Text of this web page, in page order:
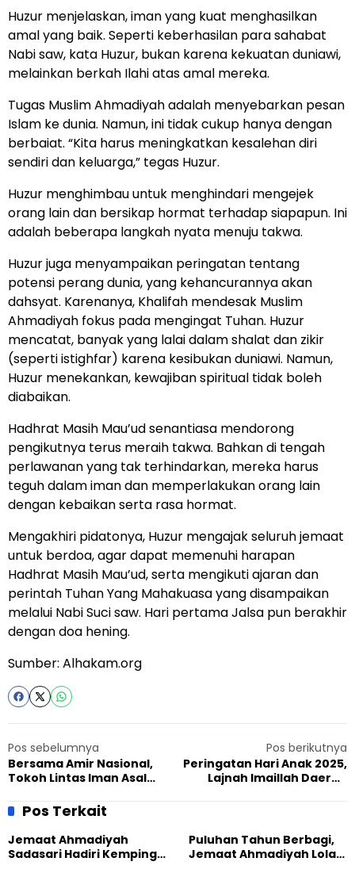
Huzur menjelaskan, iman yang kuat menghasilkan
amal yang baik. Seperti keberhasilan para sahabat
Nabi saw, kata Huzur, bukan karena kekuatan duniawi,
melainkan berkah Ilahi atas amal mereka.
Tugas Muslim Ahmadiyah adalah menyebarkan pesan
Islam ke dunia. Namun, ini tidak cukup hanya dengan
berbaiat. “Kita harus meningkatkan kesalehan diri
sendiri dan keluarga,” tegas Huzur.
Huzur menghimbau untuk menghindari mengejek
orang lain dan bersikap hormat terhadap siapapun. Ini
adalah beberapa langkah nyata menuju takwa.
Huzur juga menyampaikan peringatan tentang
potensi perang dunia, yang kehancurannya akan
dahsyat. Karenanya, Khalifah mendesak Muslim
Ahmadiyah fokus pada mengingat Tuhan. Huzur
mencatat, banyak yang lalai dalam shalat dan zikir
(seperti istighfar) karena kesibukan duniawi. Namun,
Huzur menekankan, kewajiban spiritual tidak boleh
diabaikan.
Hadhrat Masih Mau’ud senantiasa mendorong
pengikutnya terus meraih takwa. Bahkan di tengah
perlawanan yang tak terhindarkan, mereka harus
teguh dalam iman dan memperlakukan orang lain
dengan kebaikan serta rasa hormat.
Mengakhiri pidatonya, Huzur mengajak seluruh jemaat
untuk berdoa, agar dapat memenuhi harapan
Hadhrat Masih Mau’ud, serta mengikuti ajaran dan
perintah Tuhan Yang Mahakuasa yang disampaikan
melalui Nabi Suci saw. Hari pertama Jalsa pun berakhir
dengan doa hening.
Sumber: Alhakam.org
Pos sebelumnya
Bersama Amir Nasional,
Tokoh Lintas Iman Asal
Salanah UK 2025
Pos berikutnya
Peringatan Hari Anak 2025,
Lajnah Imaillah Daerah
jadi Panitia
Pos Terkait
Jemaat Ahmadiyah
Sadasari Hadiri Kemping
Puluhan Tahun Berbagi,
Jemaat Ahmadiyah Lolak